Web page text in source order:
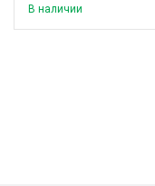
В наличии